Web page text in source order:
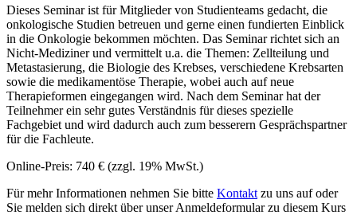
Dieses Seminar ist für Mitglieder von Studienteams gedacht, die
onkologische Studien betreuen und gerne einen fundierten Einblick
in die Onkologie bekommen möchten. Das Seminar richtet sich an
Nicht-Mediziner und vermittelt u.a. die Themen: Zellteilung und
Metastasierung, die Biologie des Krebses, verschiedene Krebsarten
sowie die medikamentöse Therapie, wobei auch auf neue
Therapieformen eingegangen wird. Nach dem Seminar hat der
Teilnehmer ein sehr gutes Verständnis für dieses spezielle
Fachgebiet und wird dadurch auch zum besserern Gesprächspartner
für die Fachleute.
Online-Preis: 740 € (zzgl. 19% MwSt.)
Für mehr Informationen nehmen Sie bitte Kontakt zu uns auf oder
Sie melden sich direkt über unser Anmeldeformular zu diesem Kurs